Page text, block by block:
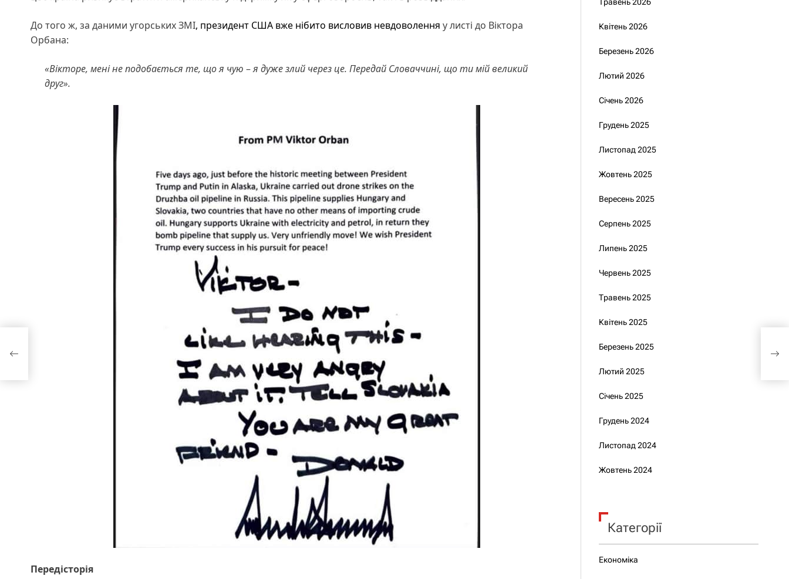
До того ж, за даними угорських ЗМІ, президент США вже нібито висловив невдоволення у листі до Віктора
Орбана:
«Вікторе, мені не подобається те, що я чую –я дуже злий через це. Передай Словаччині, що ти мій великий
друг».
Передісторія
Квітень 2026
Березень 2026
Лютий 2026
Січень 2026
Грудень 2025
Листопад 2025
Жовтень 2025
Вересень 2025
Серпень 2025
Липень 2025
Червень 2025
Травень 2025
Квітень 2025
Березень 2025
Лютий 2025
Січень 2025
Грудень 2024
Листопад 2024
Жовтень 2024
Категорії
Економіка